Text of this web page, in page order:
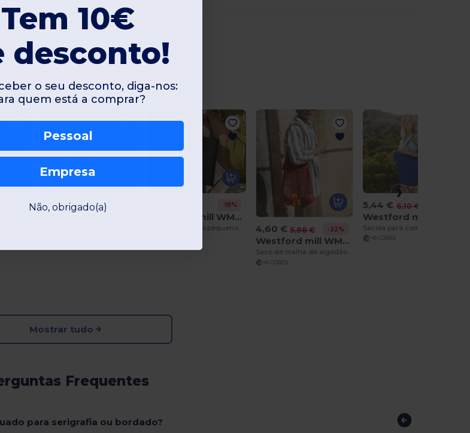
5,88 € 11,36 € -19%
Westford mill WM103
Saco de algodão pequeno 4,60 € 5,88 € -22%
Westford mill WM150
Saco de malha de algodão orgânico
+6 CORES
5,44 € 6,10 €
+6 CORES
Mostrar tudo
Frequentes
para serigrafia ou bordado?
Tem 10€
desconto!
o seu desconto, diga-nos:
quem está a comprar?
Pessoal
Empresa
Não, obrigado(a)